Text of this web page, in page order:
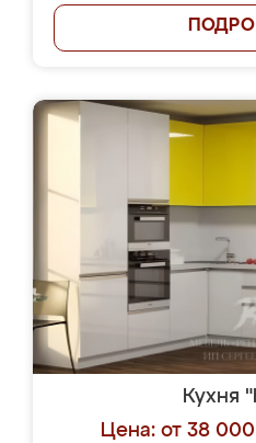
Кухня
Цена: от 38